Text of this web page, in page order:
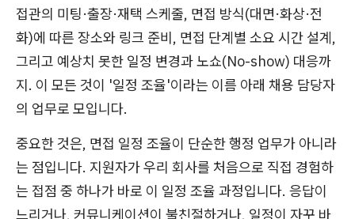
접관의 미팅·출장·재택 스케줄, 면접 방식(대면·화상·전
화)에 따른 장소와 링크 준비, 면접 단계별 소요 시간 설계,
그리고 예상치 못한 일정 변경과 노쇼(No-show) 대응까
지. 이 모든 것이 '일정 조율'이라는 이름 아래 채용 담당자
의 업무로 모입니다.
중요한 것은, 면접 일정 조율이 단순한 행정 업무가 아니라
는 점입니다. 지원자가 우리 회사를 처음으로 직접 경험하
는 접점 중 하나가 바로 이 일정 조율 과정입니다. 응답이
느리거나, 커뮤니케이션이 불친절하거나, 일정이 자꾸 바